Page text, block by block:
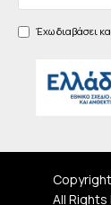
Έχω διαβάσει
All